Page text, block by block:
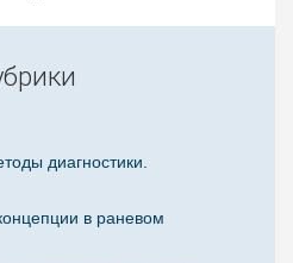
диагностики.
в раневом